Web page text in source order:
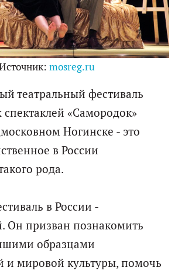
mosreg.ru
театральный фестиваль
«Самородок»
Ногинске - это
в России
рода.
в России -
Он призван познакомить
образцами
и мировой культуры, помочь